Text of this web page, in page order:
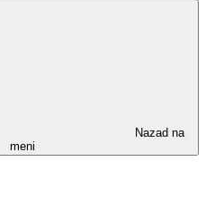
Nazad na
meni